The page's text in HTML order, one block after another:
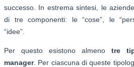
successo. In estrema sintesi, le
di tre componenti: le “cose”, le
“idee”.
Per questo esistono almenotre
manager. Per ciascuna di queste